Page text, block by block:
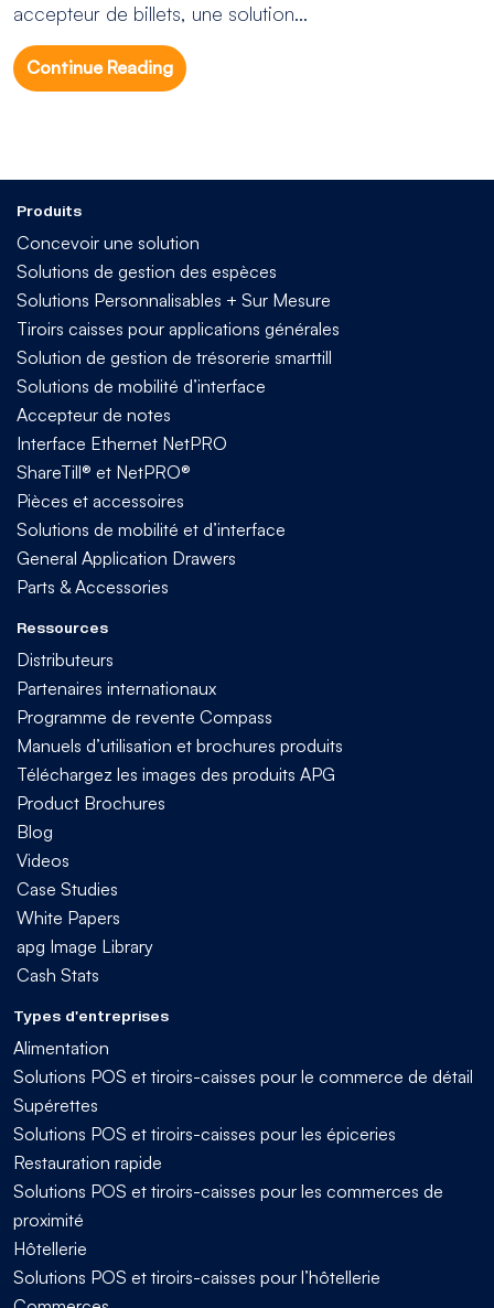
accepteur de billets, une solution...
Continue Reading
Produits
Concevoir une solution
Solutions de gestion des espèces
Solutions Personnalisables + Sur Mesure
Tiroirs caisses pour applications générales
Solution de gestion de trésorerie smarttill
Solutions de mobilité d’interface
Accepteur de notes
Interface Ethernet NetPRO
ShareTill® et NetPRO®
Pièces et accessoires
Solutions de mobilité et d’interface
General Application Drawers
Parts & Accessories
Ressources
Distributeurs
Partenaires internationaux
Programme de revente Compass
Manuels d’utilisation et brochures produits
Téléchargez les images des produits APG
Product Brochures
Blog
Videos
Case Studies
White Papers
apg Image Library
Cash Stats
Types d'entreprises
Alimentation
Solutions POS et tiroirs-caisses pour le commerce de détail
Supérettes
Solutions POS et tiroirs-caisses pour les épiceries
Restauration rapide
Solutions POS et tiroirs-caisses pour les commerces de
proximité
Hôtellerie
Solutions POS et tiroirs-caisses pour l’hôtellerie